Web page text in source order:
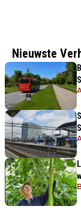
Nieuwste